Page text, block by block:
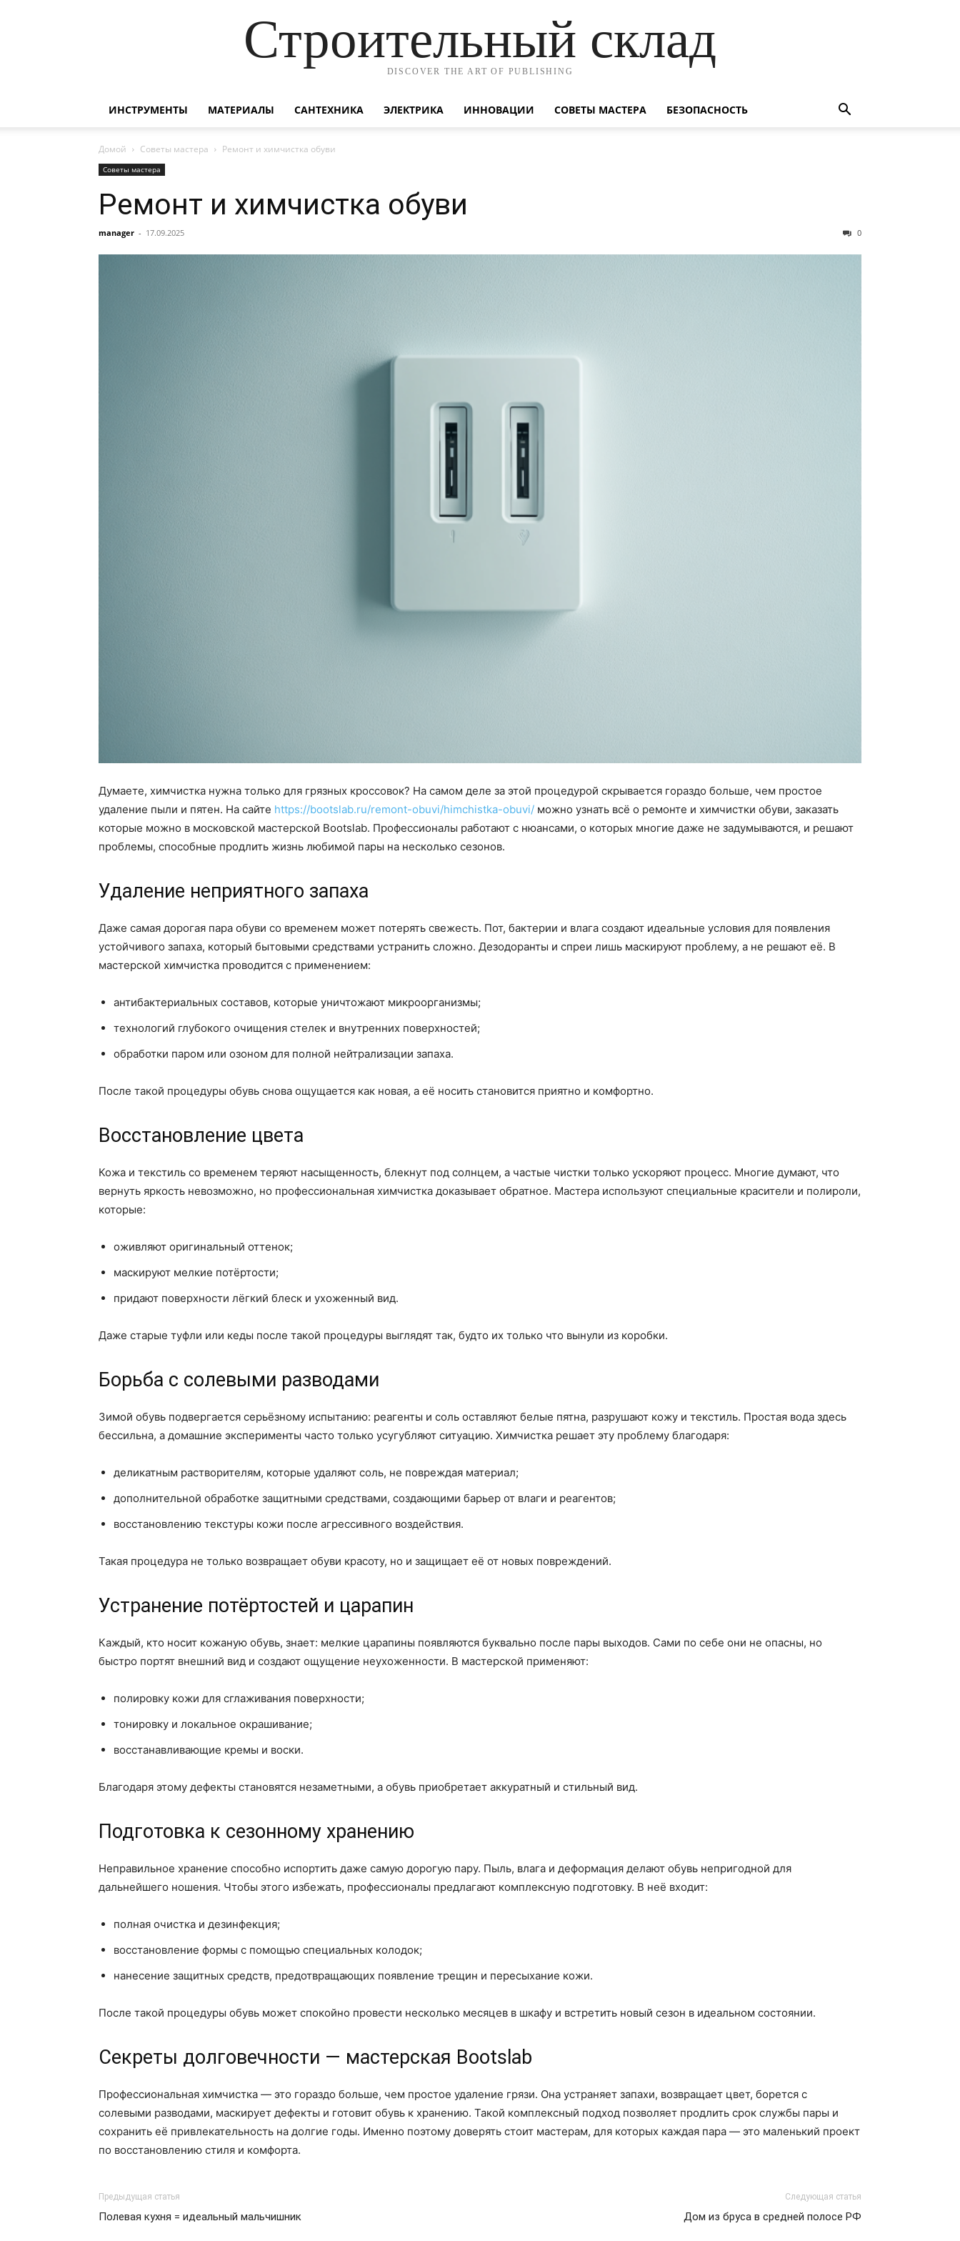
Строительный склад
DISCOVER THE ART OF PUBLISHING
ИНСТРУМЕНТЫ МАТЕРИАЛЫ САНТЕХНИКА ЭЛЕКТРИКА ИННОВАЦИИ СОВЕТЫ МАСТЕРА БЕЗОПАСНОСТЬ
Домой Советы мастера Ремонт и химчистка обуви
Советы мастера
Ремонт и химчистка обуви
manager - 17.09.2025 0
Думаете, химчистка нужна только для грязных кроссовок? На самом деле за этой процедурой скрывается гораздо больше, чем простое
удаление пыли и пятен. На сайте https://bootslab.ru/remont-obuvi/himchistka-obuvi/ можно узнать всё о ремонте и химчистки обуви, заказать
которые можно в московской мастерской Bootslab. Профессионалы работают с нюансами, о которых многие даже не задумываются, и решают
проблемы, способные продлить жизнь любимой пары на несколько сезонов.
Удаление неприятного запаха
Даже самая дорогая пара обуви со временем может потерять свежесть. Пот, бактерии и влага создают идеальные условия для появления
устойчивого запаха, который бытовыми средствами устранить сложно. Дезодоранты и спреи лишь маскируют проблему, а не решают её. В
мастерской химчистка проводится с применением:
антибактериальных составов, которые уничтожают микроорганизмы;
технологий глубокого очищения стелек и внутренних поверхностей;
обработки паром или озоном для полной нейтрализации запаха.
После такой процедуры обувь снова ощущается как новая, а её носить становится приятно и комфортно.
Восстановление цвета
Кожа и текстиль со временем теряют насыщенность, блекнут под солнцем, а частые чистки только ускоряют процесс. Многие думают, что
вернуть яркость невозможно, но профессиональная химчистка доказывает обратное. Мастера используют специальные красители и полироли,
которые:
оживляют оригинальный оттенок;
маскируют мелкие потёртости;
придают поверхности лёгкий блеск и ухоженный вид.
Даже старые туфли или кеды после такой процедуры выглядят так, будто их только что вынули из коробки.
Борьба с солевыми разводами
Зимой обувь подвергается серьёзному испытанию: реагенты и соль оставляют белые пятна, разрушают кожу и текстиль. Простая вода здесь
бессильна, а домашние эксперименты часто только усугубляют ситуацию. Химчистка решает эту проблему благодаря:
деликатным растворителям, которые удаляют соль, не повреждая материал;
дополнительной обработке защитными средствами, создающими барьер от влаги и реагентов;
восстановлению текстуры кожи после агрессивного воздействия.
Такая процедура не только возвращает обуви красоту, но и защищает её от новых повреждений.
Устранение потёртостей и царапин
Каждый, кто носит кожаную обувь, знает: мелкие царапины появляются буквально после пары выходов. Сами по себе они не опасны, но
быстро портят внешний вид и создают ощущение неухоженности. В мастерской применяют:
полировку кожи для сглаживания поверхности;
тонировку и локальное окрашивание;
восстанавливающие кремы и воски.
Благодаря этому дефекты становятся незаметными, а обувь приобретает аккуратный и стильный вид.
Подготовка к сезонному хранению
Неправильное хранение способно испортить даже самую дорогую пару. Пыль, влага и деформация делают обувь непригодной для
дальнейшего ношения. Чтобы этого избежать, профессионалы предлагают комплексную подготовку. В неё входит:
полная очистка и дезинфекция;
восстановление формы с помощью специальных колодок;
нанесение защитных средств, предотвращающих появление трещин и пересыхание кожи.
После такой процедуры обувь может спокойно провести несколько месяцев в шкафу и встретить новый сезон в идеальном состоянии.
Секреты долговечности — мастерская Bootslab
Профессиональная химчистка — это гораздо больше, чем простое удаление грязи. Она устраняет запахи, возвращает цвет, борется с
солевыми разводами, маскирует дефекты и готовит обувь к хранению. Такой комплексный подход позволяет продлить срок службы пары и
сохранить её привлекательность на долгие годы. Именно поэтому доверять стоит мастерам, для которых каждая пара — это маленький проект
по восстановлению стиля и комфорта.
Предыдущая статья
Полевая кухня = идеальный мальчишник
Следующая статья
Дом из бруса в средней полосе РФ